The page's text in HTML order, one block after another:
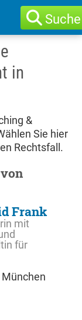
Suche
in
&
Sie hier
Rechtsfall.
Frank
mit
für